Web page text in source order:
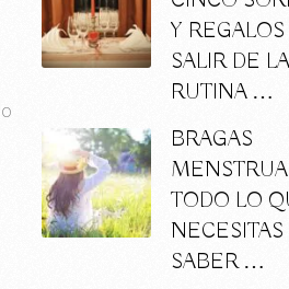
Y
SALIR DE LA
RUTINA …
BRAGAS
TODO LO
NECESITAS
SABER …